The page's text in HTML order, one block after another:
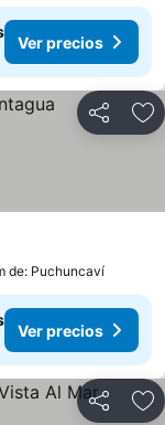
Ver precios
Compartir
de: Puchuncaví
Ver precios
Compartir